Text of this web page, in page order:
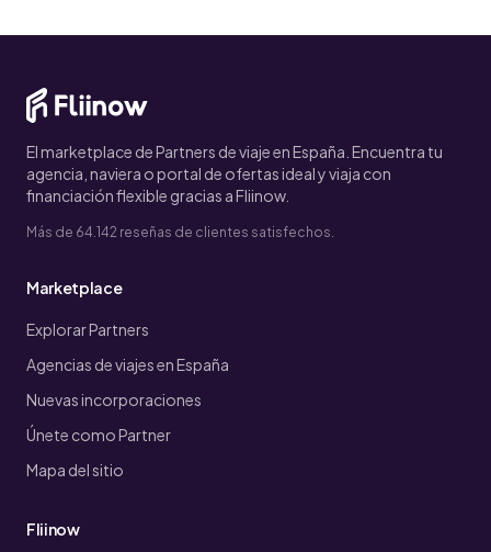
El marketplace de Partners de viaje en España. Encuentra tu
agencia, naviera o portal de ofertas ideal y viaja con
financiación flexible gracias a Fliinow.
Más de 64.142 reseñas de clientes satisfechos.
Marketplace
Explorar Partners
Agencias de viajes en España
Nuevas incorporaciones
Únete como Partner
Mapa del sitio
Fliinow